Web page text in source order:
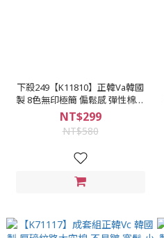
下殺249【K11810】正韓Va韓國
製 8色無印極簡 偏鬆感 彈性棉質
萊卡觸感優 素面圓領短袖T
NT$299
NT$580